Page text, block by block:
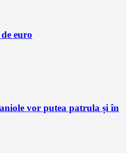
euro
vor putea patrula și în